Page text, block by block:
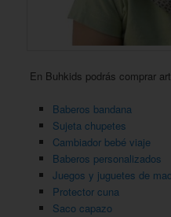
En Buhkids podrás comprar
Baberos bandana
Sujeta chupetes
Cambiador bebé viaje
Baberos personalizados
Juegos y juguetes de
Protector cuna
Saco capazo